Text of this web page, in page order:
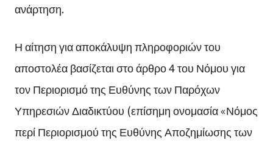
ανάρτηση.
Η αίτηση για αποκάλυψη πληροφοριών του
αποστολέα βασίζεται στο άρθρο 4 του Νόμου για
τον Περιορισμό της Ευθύνης των Παρόχων
Υπηρεσιών Διαδικτύου (επίσημη ονομασία «Νόμος
περί Περιορισμού της Ευθύνης Αποζημίωσης των